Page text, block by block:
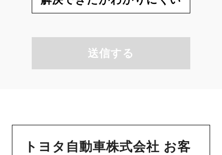
送信する
トヨタ自動車株式会社 お客